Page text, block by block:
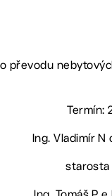
o převodu
Termín:
Ing. Vladimír N
starosta